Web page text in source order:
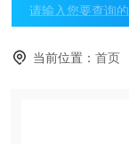
当前位置：首页